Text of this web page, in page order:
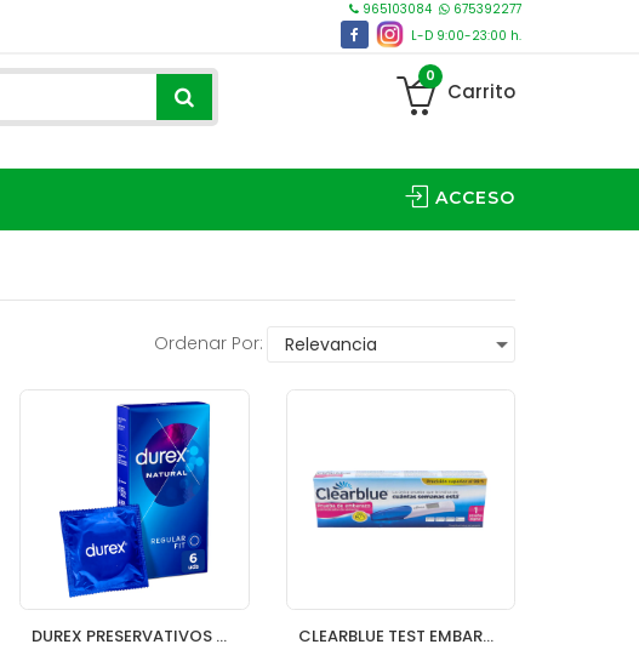
965103084
675392277
L-D 9:00-23:00 h.
0
Carrito
ACCESO
Ordenar Por:
DUREX PRESERVATIVOS NATURAL PL 6 CLEARBLUE TEST EMBARAZO PROCTER & GAMBLE DIGITAL